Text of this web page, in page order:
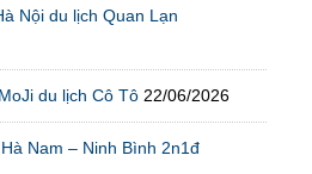
Nội du lịch Quan Lạn
du lịch Cô Tô 22/06/2026
Nam – Ninh Bình 2n1đ